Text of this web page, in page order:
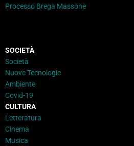
Processo Brega Massone
SOCIETÀ
Società
Nuove Tecnologie
Ambiente
Covid-19
CULTURA
Letteratura
Cinema
Musica